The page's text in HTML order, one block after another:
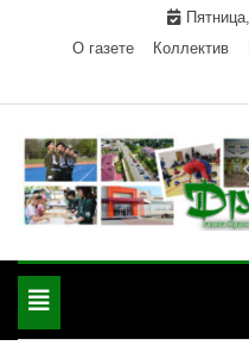
О газете
Коллектив
Красногвардейского
Toggle
navigation